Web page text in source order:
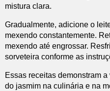
mistura clara.
Gradualmente, adicione o
mexendo constantemente.
mexendo até engrossar.
sorveteira conforme as
Essas receitas demonstram
do jasmim na culinária e na